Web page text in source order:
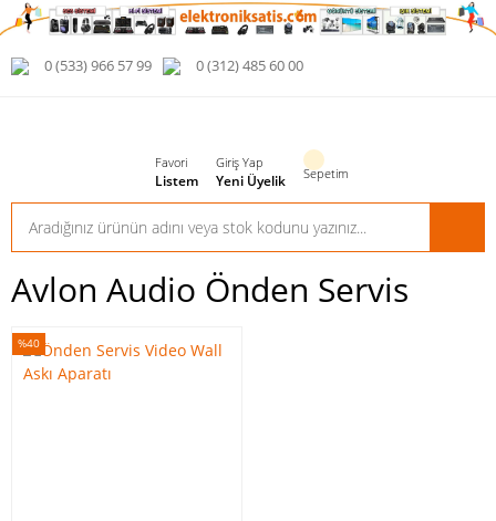
0 (533) 966 57 99 0 (312) 485 60 00
Favori
Listem
Giriş Yap
Yeni Üyelik Sepetim
Avlon Audio Önden Servis
%40